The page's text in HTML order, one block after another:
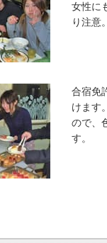
女性に
り注意。
合宿免
けます
ので、
す。